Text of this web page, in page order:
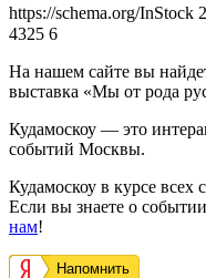
https://schema.org/InStock
4325 6
На нашем сайте вы
выставка «Мы от рода
Кудамоскоу — это
событий Москвы.
Кудамоскоу в курсе
Если вы знаете о
нам!
Напомнить